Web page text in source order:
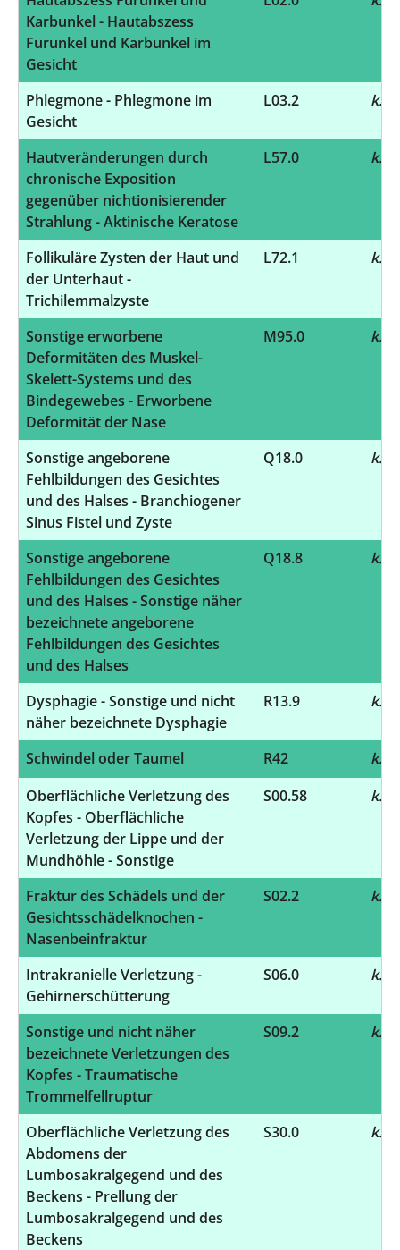
Karbunkel - Hautabszess
Furunkel und Karbunkel im
Gesicht
Phlegmone - Phlegmone im
Gesicht
L03.2 k.A.
Hautveränderungen durch
chronische Exposition
gegenüber nichtionisierender
Strahlung - Aktinische Keratose
L57.0 k.A.
Follikuläre Zysten der Haut und
der Unterhaut -
Trichilemmalzyste
L72.1 k.A.
Sonstige erworbene
Deformitäten des Muskel-
Skelett-Systems und des
Bindegewebes - Erworbene
Deformität der Nase
M95.0 k.A.
Sonstige angeborene
Fehlbildungen des Gesichtes
und des Halses - Branchiogener
Sinus Fistel und Zyste
Q18.0 k.A.
Sonstige angeborene
Fehlbildungen des Gesichtes
und des Halses - Sonstige näher
bezeichnete angeborene
Fehlbildungen des Gesichtes
und des Halses
Q18.8 k.A.
Dysphagie - Sonstige und nicht
näher bezeichnete Dysphagie
R13.9 k.A.
Schwindel oder Taumel R42
k.A.
Oberflächliche Verletzung des
Kopfes - Oberflächliche
Verletzung der Lippe und der
Mundhöhle - Sonstige
S00.58 k.A.
Fraktur des Schädels und der
Gesichtsschädelknochen -
Nasenbeinfraktur
S02.2 k.A.
Intrakranielle Verletzung -
Gehirnerschütterung
S06.0 k.A.
Sonstige und nicht näher
bezeichnete Verletzungen des
Kopfes - Traumatische
Trommelfellruptur
S09.2 k.A.
Oberflächliche Verletzung des
Abdomens der
Lumbosakralgegend und des
Beckens - Prellung der
Lumbosakralgegend und des
Beckens
S30.0 k.A.